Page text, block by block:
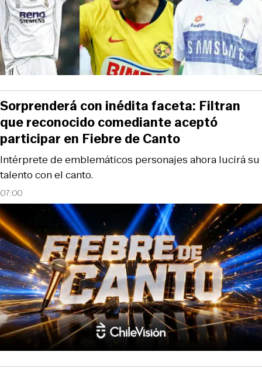
07:00
Intérprete de emblemáticos personajes ahora lucirá su
talento con el canto.
Sorprenderá con inédita faceta: Filtran
que reconocido comediante aceptó
participar en Fiebre de Canto